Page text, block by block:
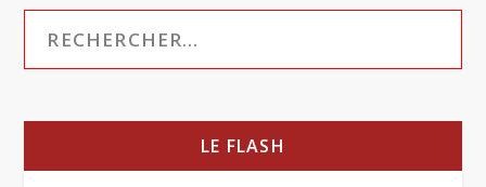
LE FLASH